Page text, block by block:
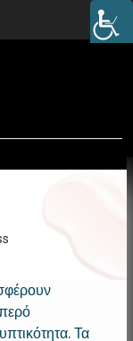
Τα